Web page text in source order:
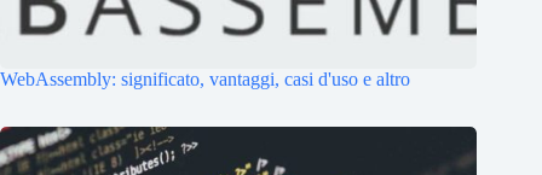
WebAssembly: significato, vantaggi, casi d'uso e altro